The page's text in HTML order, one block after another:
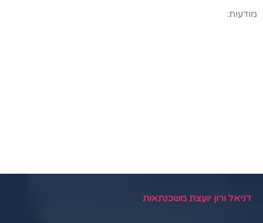
מודעות:
דניאל ורון יועצת משכנתאות